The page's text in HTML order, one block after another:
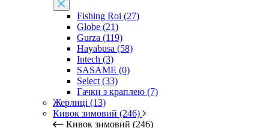
Fishing Roi (27)
Globe (21)
Gurza (119)
Hayabusa (58)
Intech (3)
SASAME (0)
Select (33)
Гачки з краплею (7)
Жерлиці (13)
Кивок зимовий (246)
Кивок зимовий (246)